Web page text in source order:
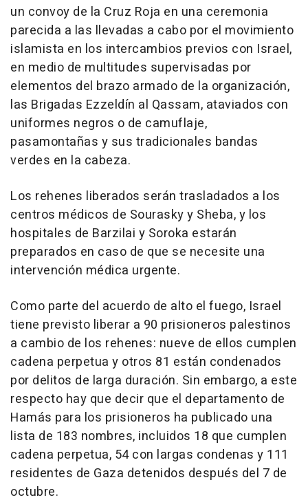
un convoy de la Cruz Roja en una ceremonia
parecida a las llevadas a cabo por el movimiento
islamista en los intercambios previos con Israel,
en medio de multitudes supervisadas por
elementos del brazo armado de la organización,
las Brigadas Ezzeldín al Qassam, ataviados con
uniformes negros o de camuflaje,
pasamontañas y sus tradicionales bandas
verdes en la cabeza.
Los rehenes liberados serán trasladados a los
centros médicos de Sourasky y Sheba, y los
hospitales de Barzilai y Soroka estarán
preparados en caso de que se necesite una
intervención médica urgente.
Como parte del acuerdo de alto el fuego, Israel
tiene previsto liberar a 90 prisioneros palestinos
a cambio de los rehenes: nueve de ellos cumplen
cadena perpetua y otros 81 están condenados
por delitos de larga duración. Sin embargo, a este
respecto hay que decir que el departamento de
Hamás para los prisioneros ha publicado una
lista de 183 nombres, incluidos 18 que cumplen
cadena perpetua, 54 con largas condenas y 111
residentes de Gaza detenidos después del 7 de
octubre.